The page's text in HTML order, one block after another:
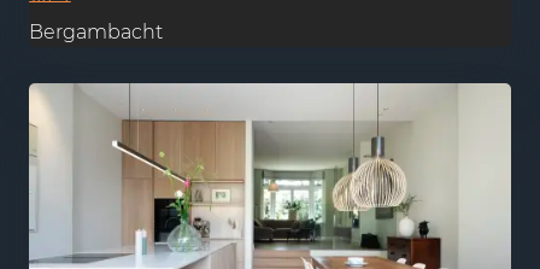
Bergambacht